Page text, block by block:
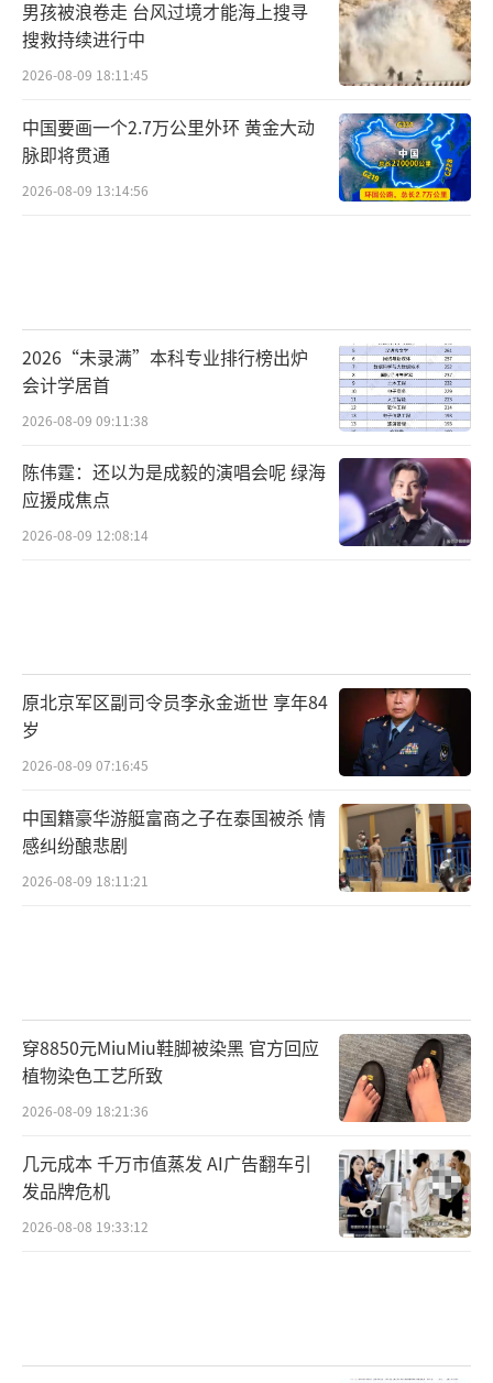
男孩被浪卷走 台风过境才能海上搜寻
搜救持续进行中
2026-08-09 18:11:45
中国要画一个2.7万公里外环 黄金大动
脉即将贯通
2026-08-09 13:14:56
2026“未录满”本科专业排行榜出炉
会计学居首
2026-08-09 09:11:38
陈伟霆：还以为是成毅的演唱会呢 绿海
应援成焦点
2026-08-09 12:08:14
原北京军区副司令员李永金逝世 享年84
岁
2026-08-09 07:16:45
中国籍豪华游艇富商之子在泰国被杀 情
感纠纷酿悲剧
2026-08-09 18:11:21
穿8850元MiuMiu鞋脚被染黑 官方回应
植物染色工艺所致
2026-08-09 18:21:36
几元成本 千万市值蒸发 AI广告翻车引
发品牌危机
2026-08-08 19:33:12